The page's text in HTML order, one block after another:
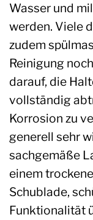
Wasser und
werden. Viele
zudem
Reinigung
darauf, die
vollständig
Korrosion zu
generell sehr
sachgemäße
einem
Schublade,
Funktionalität